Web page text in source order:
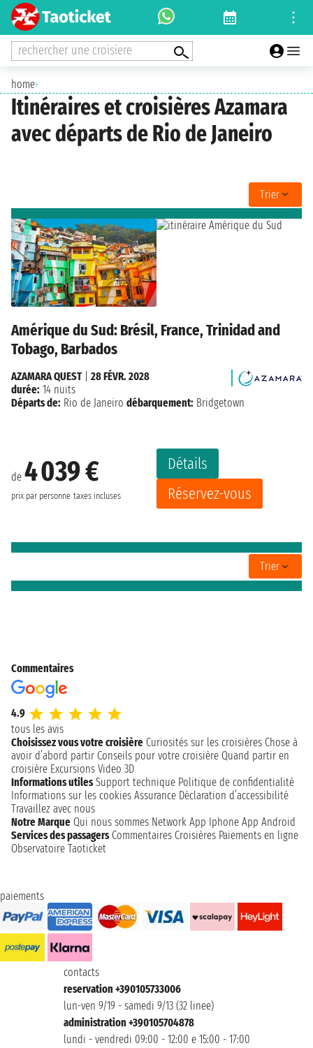
rechercher une croisiere
home›
Itinéraires et croisières Azamara
avec départs de Rio de Janeiro
Trier
Amérique du Sud: Brésil, France, Trinidad and
Tobago, Barbados
de 4 039 €
prix par personne taxes incluses
Détails
Réservez-vous
AZAMARA QUEST| 28 FÉVR. 2028
durée: 14 nuits
Départs de: Rio de Janeiro débarquement: Bridgetown
Trier
Commentaires
4.9
tous les avis
Choisissez vous votre croisière Curiosités sur les croisières Chose à
avoir d’abord partir Conseils pour votre croisière Quand partir en
croisière Excursions Video 3D
Informations utiles Support technique Politique de confidentialité
Informations sur les cookies Assurance Déclaration d’accessibilité
Travaillez avec nous
Notre Marque Qui nous sommes Network App Iphone App Android
Services des passagers Commentaires Croisières Paiements en ligne
Observatoire Taoticket
paiements
contacts
reservation +390105733006
lun-ven 9/19 - samedi 9/13 (32 linee)
administration +390105704878
lundi - vendredi 09:00 - 12:00 e 15:00 - 17:00